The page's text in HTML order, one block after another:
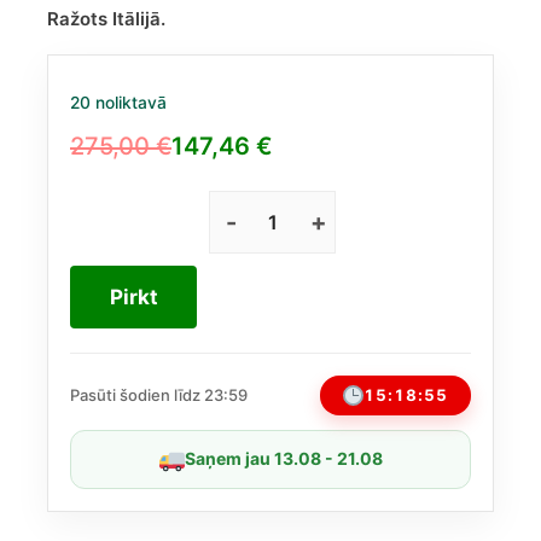
Ražots Itālijā.
20 noliktavā
275,00€
Original
275,00 €.
147,46 €
Current
147,46 €.
Xerjoff
daudzums
Pirkt
Pasūti šodien līdz 23:59 15:18:54
Saņem jau 13.08 - 21.08